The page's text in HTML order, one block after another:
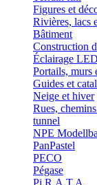
Figures et
Rivières, lacs
Bâtiment
Construction
Éclairage LED
Portails, murs
Guides et
Neige et hiver
Rues,
tunnel
NPE
PanPastel
PECO
Pégase
Pi.R.A.T.A.